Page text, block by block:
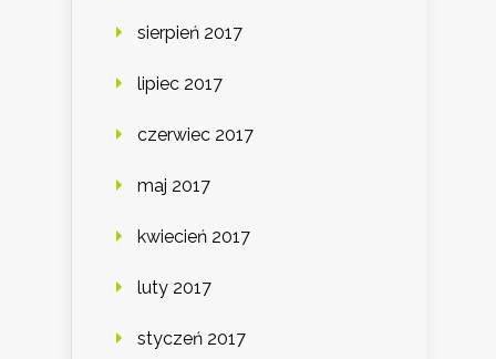
sierpień 2017
lipiec 2017
czerwiec 2017
maj 2017
kwiecień 2017
luty 2017
styczeń 2017